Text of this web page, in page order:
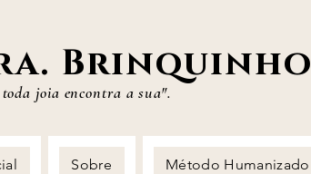
Brinquinho
joia encontra a sua".
Sobre Método Humanizado